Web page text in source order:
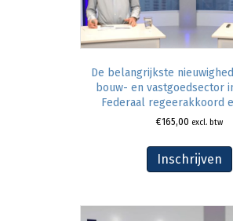
De belangrijkste
bouw- en vastgoedsector
Federaal regeerakkoord
€165,00 excl. btw
Inschrijven